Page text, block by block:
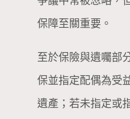
保障至關重要。
至於保險與遺囑部
保並指定配偶為受
遺產；若未指定或